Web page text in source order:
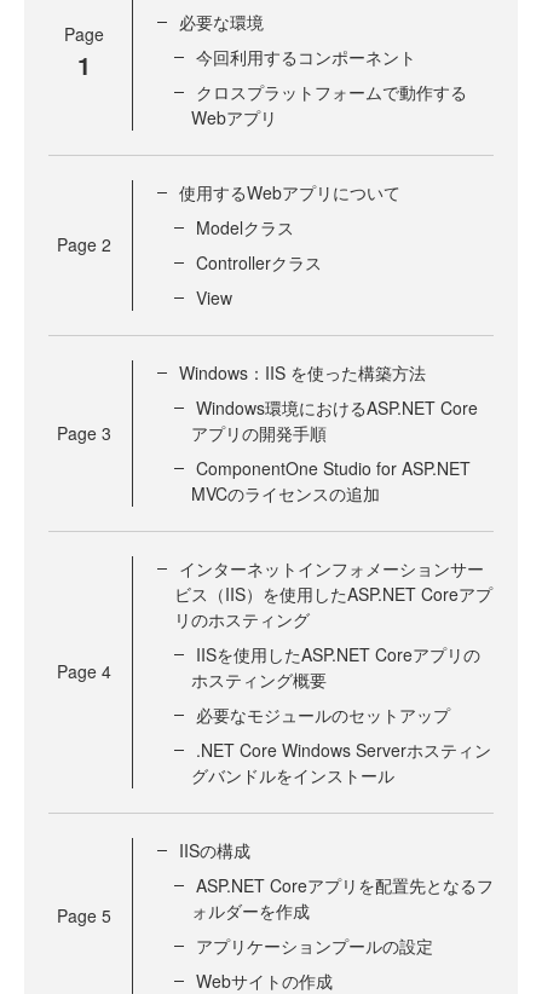
Page
1
必要な環境
今回利用するコンポーネント
クロスプラットフォームで動作する
Webアプリ
Page 2
使用するWebアプリについて
Modelクラス
Controllerクラス
View
Page 3
Windows：IIS を使った構築方法
Windows環境におけるASP.NET Core
アプリの開発手順
ComponentOne Studio for ASP.NET
MVCのライセンスの追加
Page 4
インターネットインフォメーションサー
ビス（IIS）を使用したASP.NET Coreアプ
リのホスティング
IISを使用したASP.NET Coreアプリの
ホスティング概要
必要なモジュールのセットアップ
.NET Core Windows Serverホスティン
グバンドルをインストール
Page 5
IISの構成
ASP.NET Coreアプリを配置先となるフ
ォルダーを作成
アプリケーションプールの設定
Webサイトの作成